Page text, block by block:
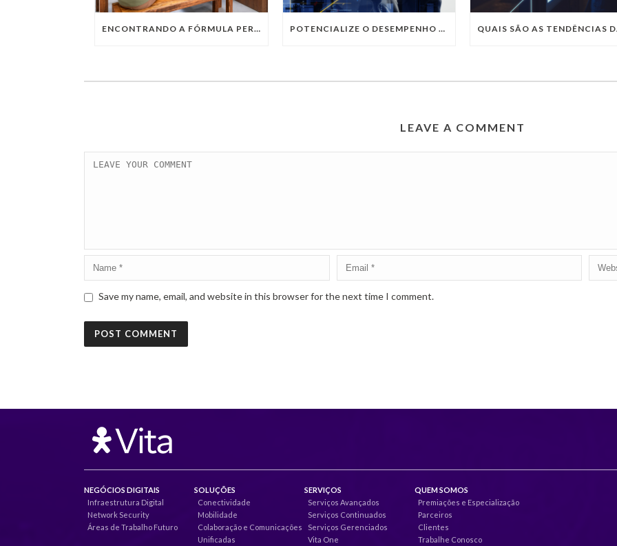
ENCONTRANDO A FÓRMULA PERFEITA: TRABALHO PRESENCIAL, HOME OFFICE OU TRABALHO HÍBRIDO? POTENCIALIZE O DESEMPENHO DA SUA EMPRESA COM OS SERVIÇOS DE TI DA VIVO VITA
LEAVE A COMMENT
Save my name, email, and website in this browser for the next time I comment.
NEGÓCIOS DIGITAIS
Infraestrutura Digital
Network Security
Áreas de Trabalho Futuro
SOLUÇÕES
Conectividade
Mobilidade
Colaboração e Comunicações
Unificadas
SERVIÇOS
Serviços Avançados
Serviços Continuados
Serviços Gerenciados
Vita One
QUEM SOMOS
Premiações e Especialização
Parceiros
Clientes
Trabalhe Conosco